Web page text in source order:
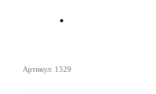
Артикул: 1529